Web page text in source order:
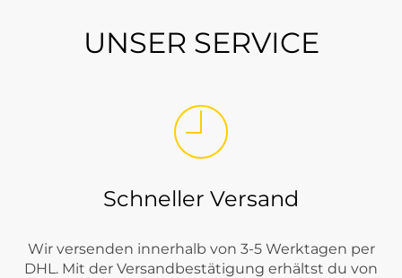
UNSER SERVICE
Schneller Versand
Wir versenden innerhalb von 3-5 Werktagen per
DHL. Mit der Versandbestätigung erhältst du von